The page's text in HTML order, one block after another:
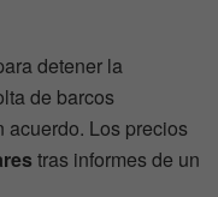
detener la
de barcos
acuerdo. Los precios
tras informes de un